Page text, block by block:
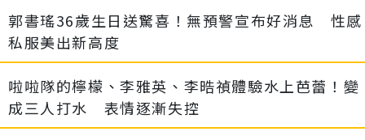
郭書瑤36歲生日送驚喜！無預警宣布好消息 性感
私服美出新高度
啦啦隊的檸檬、李雅英、李晧禎體驗水上芭蕾！變
成三人打水 表情逐漸失控